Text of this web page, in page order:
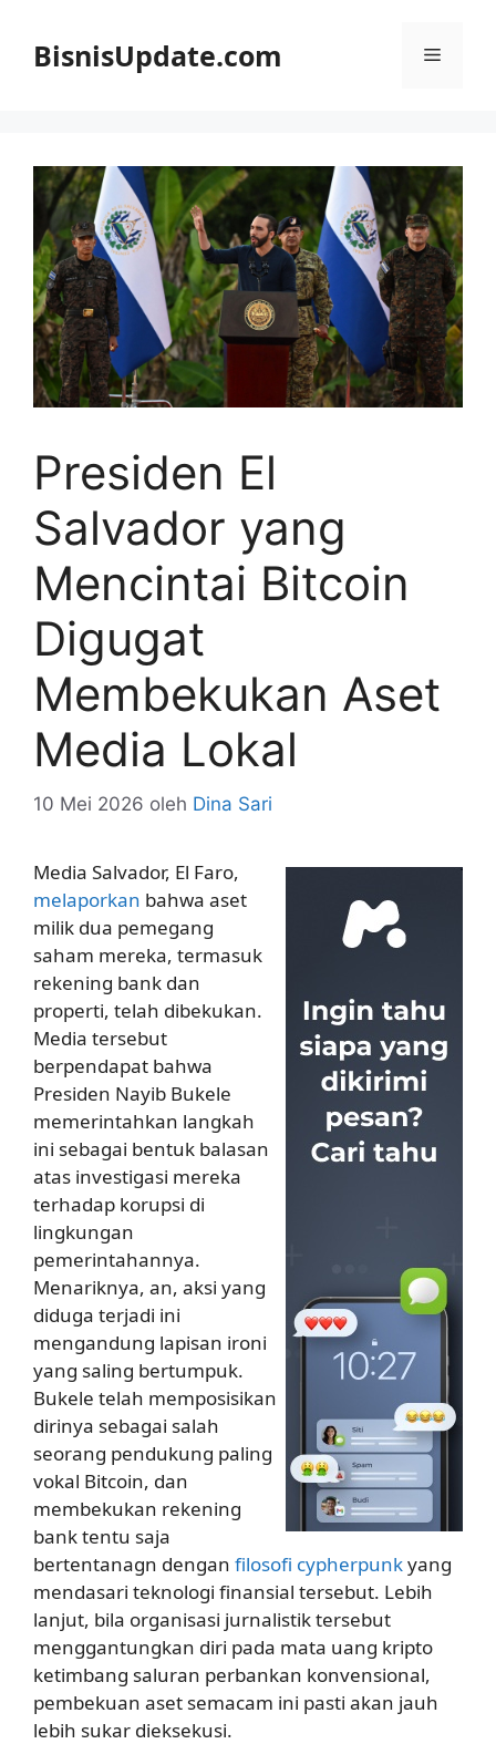
BisnisUpdate.com Menu
Presiden El
Salvador yang
Mencintai Bitcoin
Digugat
Membekukan Aset
Media Lokal
10 Mei 2026 oleh Dina Sari
Media Salvador, El Faro,
melaporkan bahwa aset
milik dua pemegang
saham mereka, termasuk
rekening bank dan
properti, telah dibekukan.
Media tersebut
berpendapat bahwa
Presiden Nayib Bukele
memerintahkan langkah
ini sebagai bentuk balasan
atas investigasi mereka
terhadap korupsi di
lingkungan
pemerintahannya.
Menariknya, an, aksi yang
diduga terjadi ini
mengandung lapisan ironi
yang saling bertumpuk.
Bukele telah memposisikan
dirinya sebagai salah
seorang pendukung paling
vokal Bitcoin, dan
membekukan rekening
bank tentu saja
bertentanagn dengan filosofi cypherpunkyang
mendasari teknologi finansial tersebut. Lebih
lanjut, bila organisasi jurnalistik tersebut
menggantungkan diri pada mata uang kripto
ketimbang saluran perbankan konvensional,
pembekuan aset semacam ini pasti akan jauh
lebih sukar dieksekusi.